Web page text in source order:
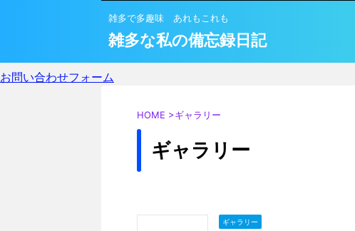
雑多で多趣味 あれもこれも
雑多な私の備忘録日記
お問い合わせフォーム
HOME >ギャラリー
ギャラリー
ギャラリー